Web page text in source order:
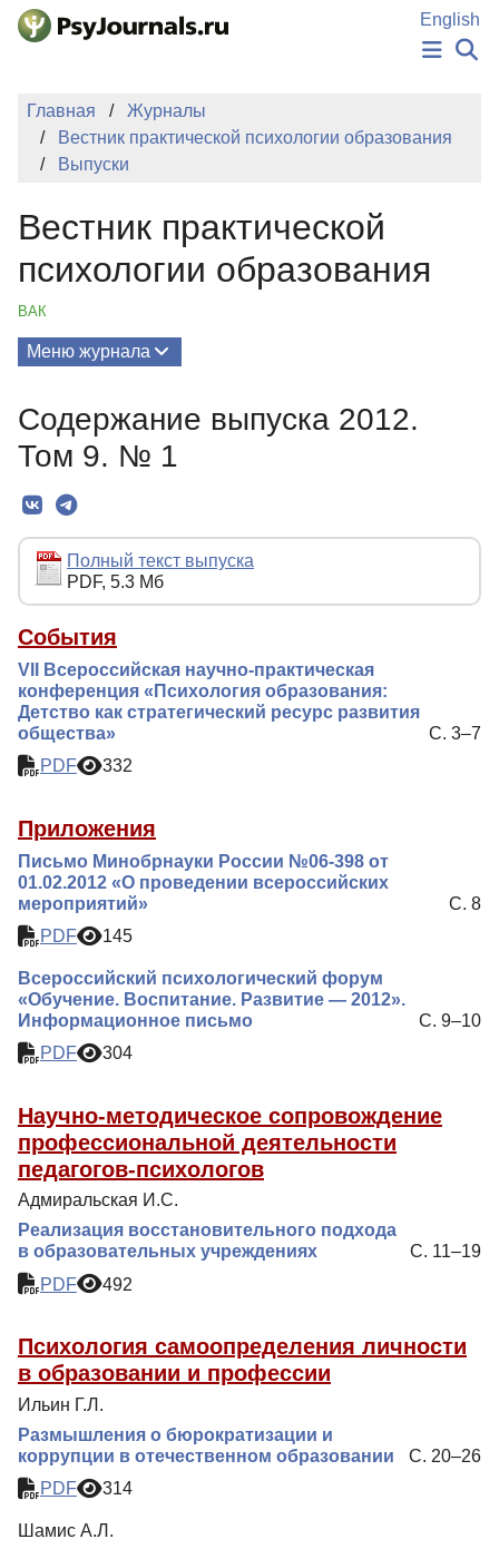
Перейти к основному содержанию
English
НОВОСТИ
ИЗДАНИЯ
КЛЮЧЕВЫЕ СЛОВА
Регистрация
Главная
Журналы
Вестник практической психологии образования
Выпуски
Вестник практической
психологии образования
ВАК
Меню журнала
О Журнале
Редколлегия
Редакционная политика
Индексирование
Для авторов
Рубрики
Контакты
Содержание выпуска 2012.
Том 9. № 1
Полный текст выпуска
PDF, 5.3 Мб
События
VII Всероссийская научно-практическая
конференция «Психология образования:
Детство как стратегический ресурс развития
общества»
С. 3–7
PDF
332
Приложения
Письмо Минобрнауки России №06-398 от
01.02.2012 «О проведении всероссийских
мероприятий»
С. 8
PDF
145
Всероссийский психологический форум
«Обучение. Воспитание. Развитие — 2012».
Информационное письмо
С. 9–10
PDF
304
Научно-методическое сопровождение
профессиональной деятельности
педагогов-психологов
Адмиральская И.С.
Реализация восстановительного подхода
в образовательных учреждениях
С. 11–19
PDF
492
Психология самоопределения личности
в образовании и профессии
Ильин Г.Л.
Размышления о бюрократизации и
коррупции в отечественном образовании
С. 20–26
PDF
314
Шамис А.Л.